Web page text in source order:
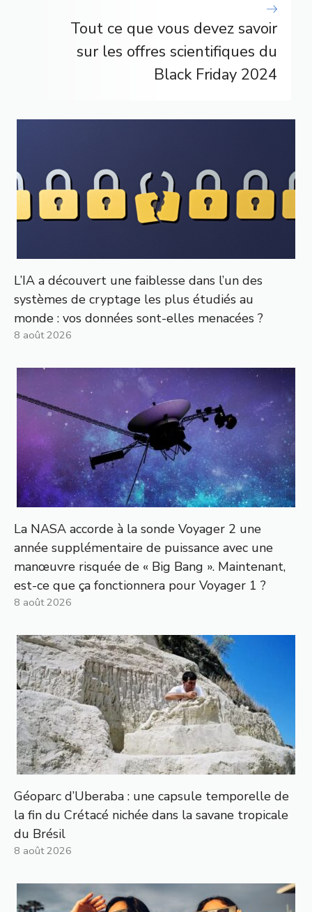
Tout ce que vous devez savoir
sur les offres scientifiques du
Black Friday 2024
L’IA a découvert une faiblesse dans l’un des
systèmes de cryptage les plus étudiés au
monde : vos données sont-elles menacées ?
8 août 2026
La NASA accorde à la sonde Voyager 2 une
année supplémentaire de puissance avec une
manœuvre risquée de « Big Bang ». Maintenant,
est-ce que ça fonctionnera pour Voyager 1 ?
8 août 2026
Géoparc d’Uberaba : une capsule temporelle de
la fin du Crétacé nichée dans la savane tropicale
du Brésil
8 août 2026